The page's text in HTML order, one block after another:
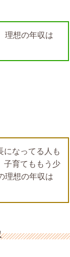
理想の年収は
になってる人も
子育てももう少
理想の年収は